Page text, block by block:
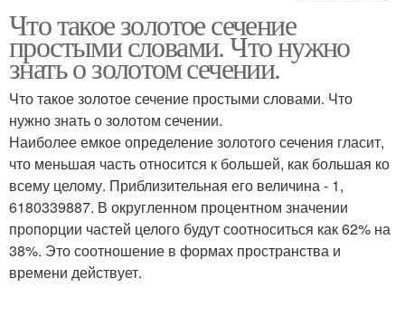
Сечение в технике Сечение для детей
Что такое золотое сечение
простыми словами. Что нужно
знать о золотом сечении.
Что такое золотое сечение простыми словами. Что
нужно знать о золотом сечении.
Наиболее емкое определение золотого сечения гласит,
что меньшая часть относится к большей, как большая ко
всему целому. Приблизительная его величина - 1,
6180339887. В округленном процентном значении
пропорции частей целого будут соотноситься как 62% на
38%. Это соотношение в формах пространства и
времени действует.